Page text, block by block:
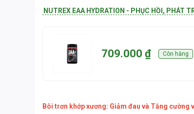
NUTREX EAA HYDRATION - PHỤC HỒI, PHÁT
709.000 ₫ Còn hàng
Bôi trơn khớp xương: Giảm đau và Tăng cường